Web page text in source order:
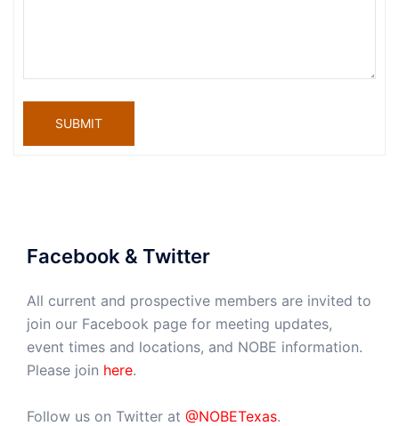
SUBMIT
Facebook & Twitter
All current and prospective members are invited to
join our Facebook page for meeting updates,
event times and locations, and NOBE information.
Please join here.
Follow us on Twitter at @NOBETexas.